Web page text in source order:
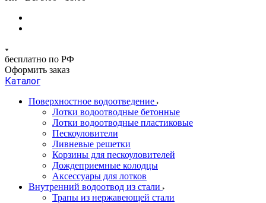
бесплатно по РФ
Оформить заказ
Каталог
Поверхностное водоотведение
Лотки водоотводные бетонные
Лотки водоотводные пластиковые
Пескоуловители
Ливневые решетки
Корзины для пескоуловителей
Дождеприемные колодцы
Аксессуары для лотков
Внутренний водоотвод из стали
Трапы из нержавеющей стали